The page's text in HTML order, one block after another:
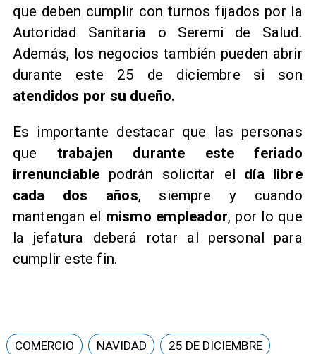
que deben cumplir con turnos fijados por la
Autoridad Sanitaria o Seremi de Salud.
Además, los negocios también pueden abrir
durante este 25 de diciembre si son
atendidos por su dueño.
Es importante destacar que las personas
que trabajen durante este feriado
irrenunciable podrán solicitar el día libre
cada dos años, siempre y cuando
mantengan el mismo empleador, por lo que
la jefatura deberá rotar al personal para
cumplir este fin.
COMERCIO NAVIDAD 25 DE DICIEMBRE